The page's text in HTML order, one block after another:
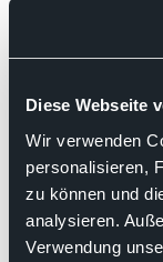
Diese Webseite
Wir verwenden
personalisieren,
zu können und
analysieren.
Verwendung
Weltkrebstag:
25.11.2025